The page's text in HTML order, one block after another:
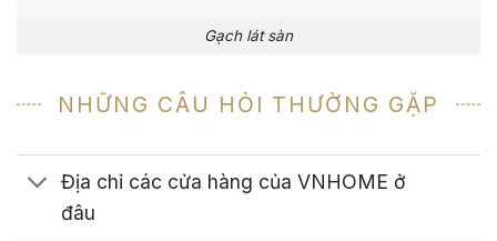
Gạch lát sàn
NHỮNG CÂU HỎI THƯỜNG GẶP
Địa chỉ các cửa hàng của VNHOME ở
đâu